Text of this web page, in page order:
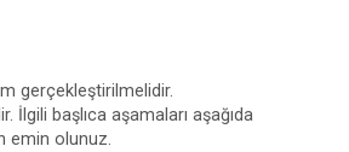
gerçekleştirilmelidir.
İlgili başlıca aşamaları aşağıda
emin olunuz.